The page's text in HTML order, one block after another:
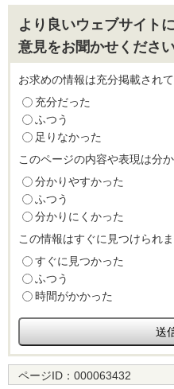
より良いウェブサイト
意見をお聞かせくださ
お求めの情報は充分掲載され
充分だった
ふつう
足りなかった
このページの内容や表現は分
分かりやすかった
ふつう
分かりにくかった
この情報はすぐに見つけられ
すぐに見つかった
ふつう
時間がかかった
ページID： 000063432